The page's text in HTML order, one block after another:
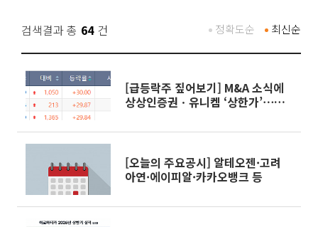
검색결과 총 64 건 최신순
정확도순
[급등락주 짚어보기] M&A 소식에
상상인증권ㆍ유니켐 ‘상한가’⋯유
[오늘의 주요공시] 알테오젠·고려
아연·에이피알·카카오뱅크 등